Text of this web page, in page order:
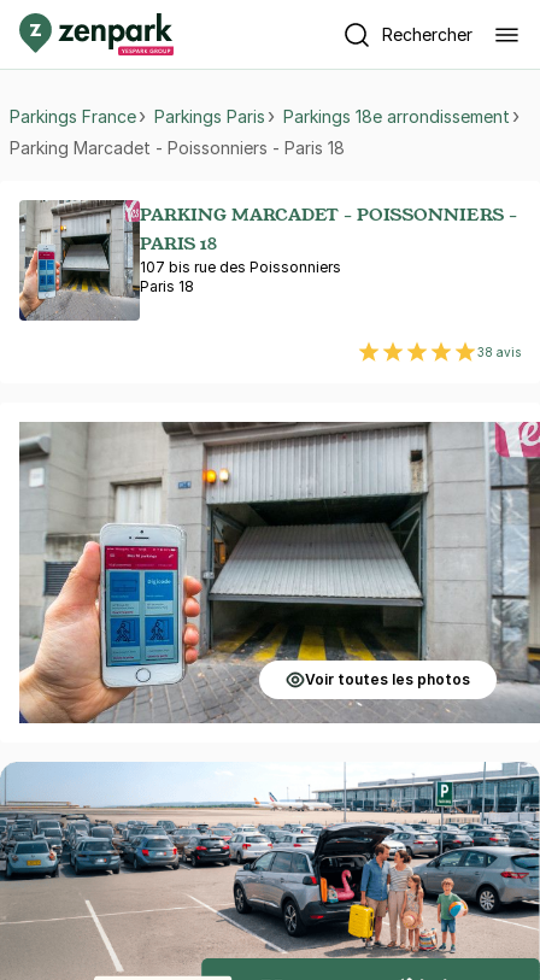
Rechercher
Parkings France Parkings Paris
Parkings 18e arrondissement
Parking Marcadet - Poissonniers - Paris 18
PARKING MARCADET - POISSONNIERS -
PARIS 18
107 bis rue des Poissonniers
Paris 18
38 avis
Voir toutes les photos